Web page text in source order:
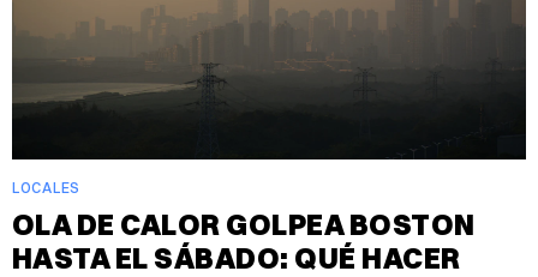
LOCALES
OLA DE CALOR GOLPEA BOSTON
HASTA EL SÁBADO: QUÉ HACER